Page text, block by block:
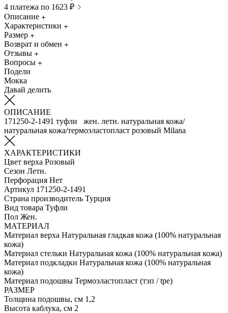
4 платежа по 1623 ₽
Описание
Характеристики
Размер
Возврат и обмен
Отзывы
Вопросы
Подели
Мокка
Давай делить
ОПИСАНИЕ
171250-2-1491 туфли жен. летн. натуральная кожа/
натуральная кожа/термоэластопласт розовый Milana
ХАРАКТЕРИСТИКИ
Цвет верха Розовый
Сезон Летн.
Перфорация Нет
Артикул 171250-2-1491
Страна производитель Турция
Вид товара Туфли
Пол Жен.
МАТЕРИАЛ
Материал верха Натуральная гладкая кожа (100% натуральная
кожа)
Материал стельки Натуральная кожа (100% натуральная кожа)
Материал подкладки Натуральная кожа (100% натуральная
кожа)
Материал подошвы Термоэластопласт (тэп / tpe)
РАЗМЕР
Толщина подошвы, см 1,2
Высота каблука, см 2